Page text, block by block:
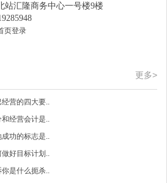
站汇隆商务中心一号楼9楼
页登录
更多>
经营的四大要..
和经营会计是..
成功的标志是..
做好目标计划..
你是什么扼杀..